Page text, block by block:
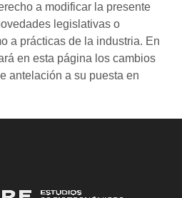
a modificar la presente
legislativas o
a prácticas de la industria. En
en esta página los cambios
antelación a su puesta en